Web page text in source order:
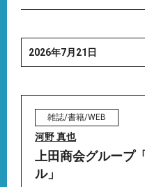
2026年7月21日
雑誌/書籍/WEB
河野 真也
上田商会グループ
ル」